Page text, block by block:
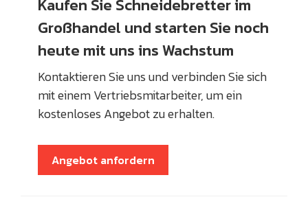
Kaufen Sie Schneidebretter im
Großhandel und starten Sie noch
heute mit uns ins Wachstum
Kontaktieren Sie uns und verbinden Sie sich
mit einem Vertriebsmitarbeiter, um ein
kostenloses Angebot zu erhalten.
Angebot anfordern